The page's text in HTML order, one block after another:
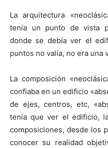
La arquitectura
tenía un punto de vista
donde se debía ver el
puntos no valía, no era una
La composición
confiaba en un edificio
de ejes, centros, etc,
tenía que ver el edificio,
composiciones, desde los
conocer su realidad